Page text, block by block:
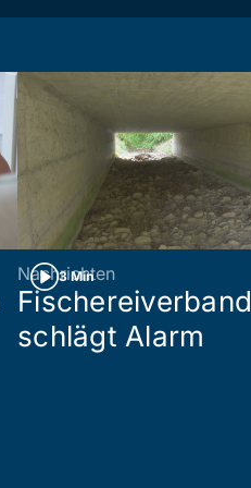
3 Min
Nachrichten
Fischereiverband
schlägt Alarm